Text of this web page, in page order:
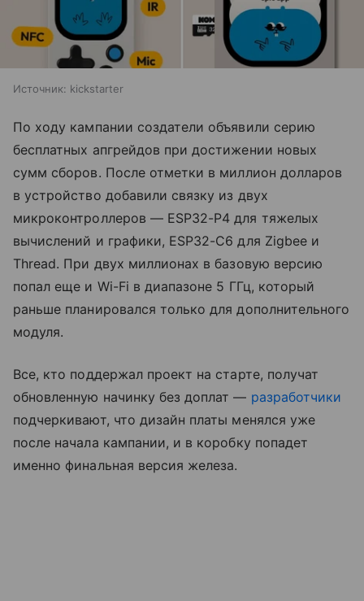
Источник: kickstarter
По ходу кампании создатели объявили серию
бесплатных апгрейдов при достижении новых
сумм сборов. После отметки в миллион долларов
в устройство добавили связку из двух
микроконтроллеров — ESP32-P4 для тяжелых
вычислений и графики, ESP32-C6 для Zigbee и
Thread. При двух миллионах в базовую версию
попал еще и Wi-Fi в диапазоне 5 ГГц, который
раньше планировался только для дополнительного
модуля.
Все, кто поддержал проект на старте, получат
обновленную начинку без доплат — разработчики
подчеркивают, что дизайн платы менялся уже
после начала кампании, и в коробку попадет
именно финальная версия железа.